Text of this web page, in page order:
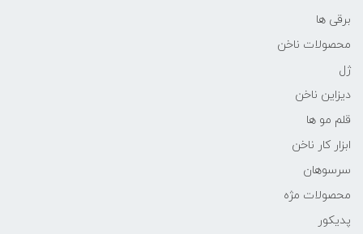
برقی ها
محصولات ناخن
ژل
دیزاین ناخن
قلم مو ها
ابزار کار ناخن
سرسوهان
محصولات مژه
پدیکور